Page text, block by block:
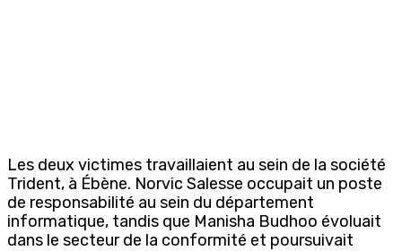
Les deux victimes travaillaient au sein de la société
Trident, à Ébène. Norvic Salesse occupait un poste
de responsabilité au sein du département
informatique, tandis que Manisha Budhoo évoluait
dans le secteur de la conformité et poursuivait